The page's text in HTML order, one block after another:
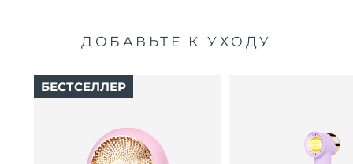
ДОБАВЬТЕ К УХОДУ
БЕСТСЕЛЛЕР